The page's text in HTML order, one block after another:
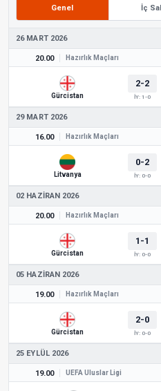
Genel İç
26 MART 2026
20.00 Hazırlık Maçları
Gürcistan
2-2
İY: 1-0
29 MART 2026
16.00 Hazırlık Maçları
Litvanya
0-2
İY: 0-0
02 HAZIRAN 2026
20.00 Hazırlık Maçları
Gürcistan
1-1
İY: 0-0
05 HAZIRAN 2026
19.00 Hazırlık Maçları
Gürcistan
2-0
İY: 0-0
25 EYLÜL 2026
19.00 UEFA Uluslar Ligi